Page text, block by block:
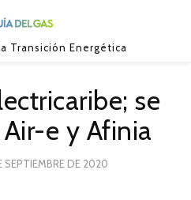
Transición Energética
se
e y Afinia
SEPTIEMBRE DE 2020